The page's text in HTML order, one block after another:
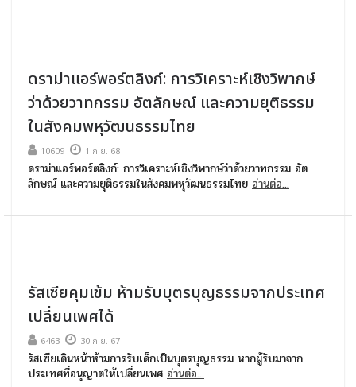
ดราม่าแอร์พอร์ตลิงก์: การวิเคราะห์เชิงวิพากษ์
ว่าด้วยวาทกรรม อัตลักษณ์ และความยุติธรรม
ในสังคมพหุวัฒนธรรมไทย
10609 1 ก.ย. 68
ดราม่าแอร์พอร์ตลิงก์: การวิเคราะห์เชิงวิพากษ์ว่าด้วยวาทกรรม อัต
ลักษณ์ และความยุติธรรมในสังคมพหุวัฒนธรรมไทย อ่านต่อ...
รัสเซียคุมเข้ม ห้ามรับบุตรบุญธรรมจากประเทศ
เปลี่ยนเพศได้
6463 30 ก.ย. 67
รัสเซียเดินหน้าห้ามการรับเด็กเป็นบุตรบุญธรรม หากผู้รับมาจาก
ประเทศที่อนุญาตให้เปลี่ยนเพศ อ่านต่อ...